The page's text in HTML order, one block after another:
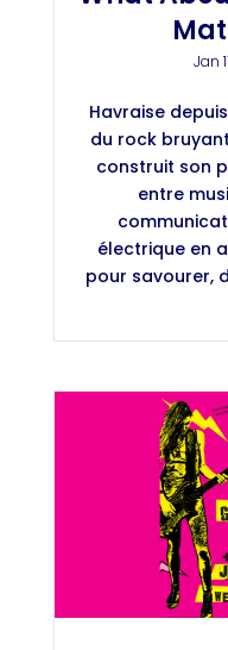
Jan
Havraise
du rock
construit son
entre
électrique en
pour savourer,